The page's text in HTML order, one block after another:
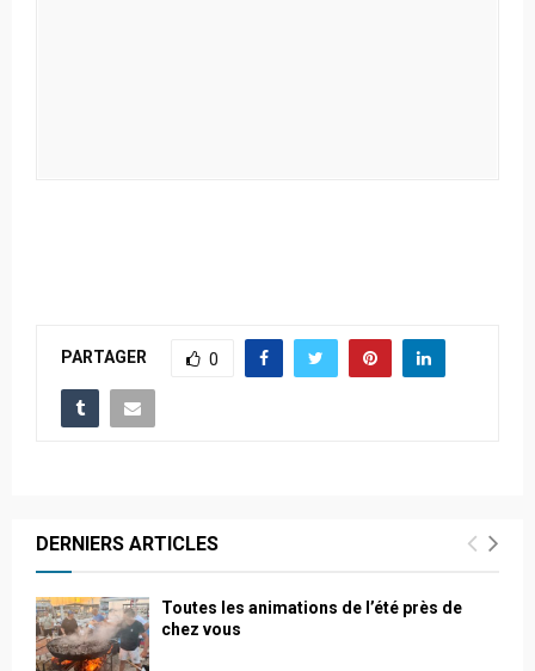
PARTAGER 0
DERNIERS ARTICLES
Toutes les animations de l’été près de
chez vous